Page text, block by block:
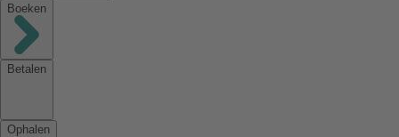
Boeken
Betalen
Ophalen